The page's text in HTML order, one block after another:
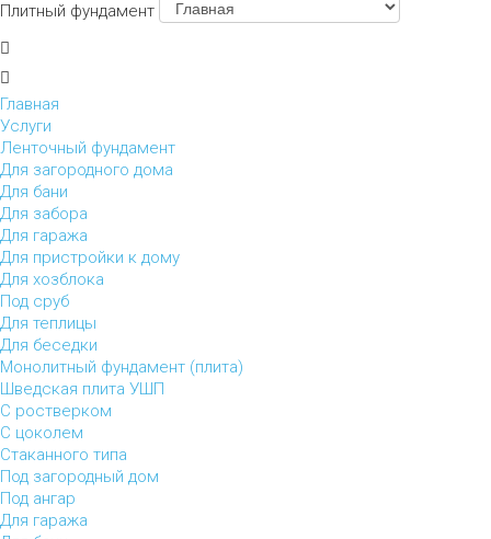
Плитный фундамент
Главная
Услуги
Ленточный фундамент
Для загородного дома
Для бани
Для забора
Для гаража
Для пристройки к дому
Для хозблока
Под сруб
Для теплицы
Для беседки
Монолитный фундамент (плита)
Шведская плита УШП
С ростверком
С цоколем
Стаканного типа
Под загородный дом
Под ангар
Для гаража